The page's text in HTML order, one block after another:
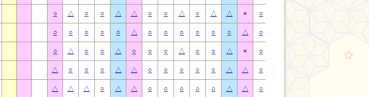
○ △ ○ ○ △ △ ○ ○ △ ○ △ △ × ○
○ ○ ○ ○ ○ △ ○ ○ ○ ○ ○ ○ △ ○ ○
○ △ ○ ○ △ ○ ○ ○ △ ○ ○ △ × ○
△ ○ ○ ○ △ △ ○ ○ ○ ○ ○ △ △ ○
△ △ △ ○ △ △ ○ ○ ○ ○ ○ △ △ ○